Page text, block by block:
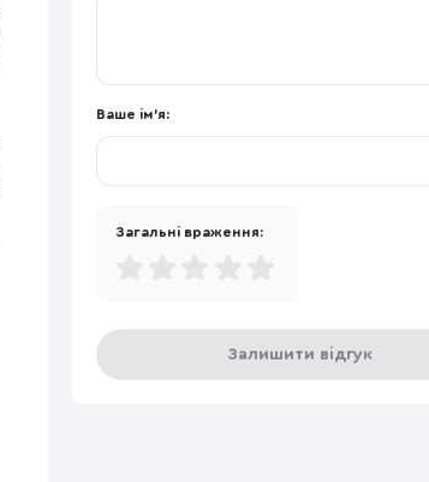
Ваше ім'я:
Загальні враження:
Залишити відгук